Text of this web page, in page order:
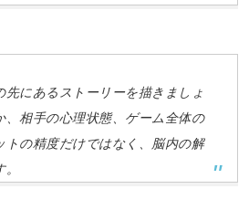
にあるストーリーを描きましょ
、相手の心理状態、ゲーム全体の
の精度だけではなく、脳内の解